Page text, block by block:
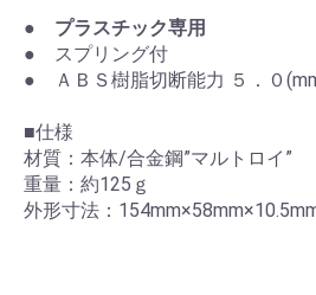
● プラスチック専用
● スプリング付
● ＡＢＳ樹脂切断能力 ５．０
■仕様
材質：本体/合金鋼”マルトロイ”
重量：約125ｇ
外形寸法：